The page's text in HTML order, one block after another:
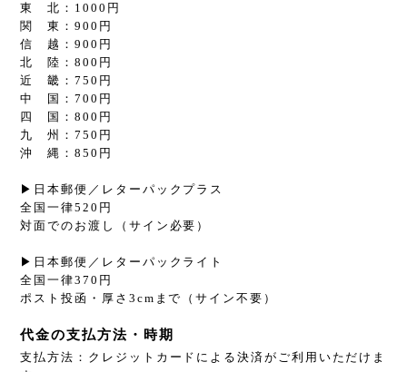
東 北：1000円
関 東：900円
信 越：900円
北 陸：800円
近 畿：750円
中 国：700円
四 国：800円
九 州：750円
沖 縄：850円
▶︎日本郵便／レターパックプラス
全国一律520円
対面でのお渡し（サイン必要）
▶︎日本郵便／レターパックライト
全国一律370円
ポスト投函・厚さ3cmまで（サイン不要）
代金の支払方法・時期
支払方法：クレジットカードによる決済がご利用いただけま